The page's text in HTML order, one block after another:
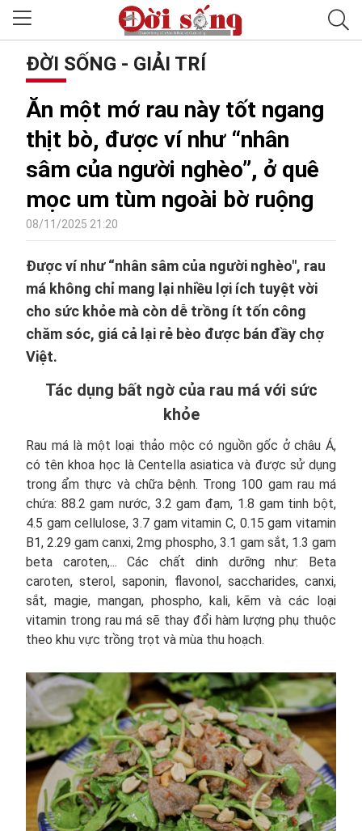
ĐỜI SỐNG - GIẢI TRÍ
Ăn một mớ rau này tốt ngang
thịt bò, được ví như “nhân
sâm của người nghèo”, ở quê
mọc um tùm ngoài bờ ruộng
08/11/2025 21:20
Được ví như “nhân sâm của người nghèo", rau
má không chỉ mang lại nhiều lợi ích tuyệt vời
cho sức khỏe mà còn dễ trồng ít tốn công
chăm sóc, giá cả lại rẻ bèo được bán đầy chợ
Việt.
Tác dụng bất ngờ của rau má với sức
khỏe
Rau má là một loại thảo mộc có nguồn gốc ở châu Á,
có tên khoa học là Centella asiatica và được sử dụng
trong ẩm thực và chữa bệnh. Trong 100 gam rau má
chứa: 88.2 gam nước, 3.2 gam đạm, 1.8 gam tinh bột,
4.5 gam cellulose, 3.7 gam vitamin C, 0.15 gam vitamin
B1, 2.29 gam canxi, 2mg phospho, 3.1 gam sắt, 1.3 gam
beta caroten,... Các chất dinh dưỡng như: Beta
caroten, sterol, saponin, flavonol, saccharides, canxi,
sắt, magie, mangan, phospho, kali, kẽm và các loại
vitamin trong rau má sẽ thay đổi hàm lượng phụ thuộc
theo khu vực trồng trọt và mùa thu hoạch.